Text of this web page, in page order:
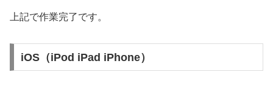
上記で作業完了です。
iOS（iPod iPad iPhone）